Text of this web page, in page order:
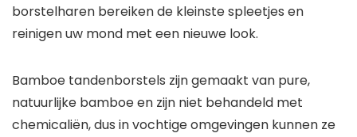
borstelharen bereiken de kleinste spleetjes en
reinigen uw mond met een nieuwe look.
Bamboe tandenborstels zijn gemaakt van pure,
natuurlijke bamboe en zijn niet behandeld met
chemicaliën, dus in vochtige omgevingen kunnen ze